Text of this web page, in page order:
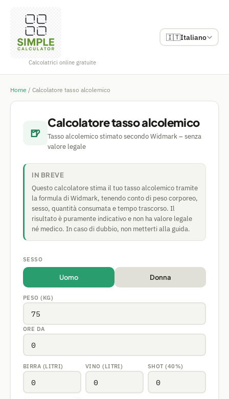
Calcolatrici online gratuite
🇮🇹Italiano
Home / Calcolatore tasso alcolemico
🍺
Calcolatore tasso alcolemico
Tasso alcolemico stimato secondo Widmark – senza
valore legale
IN BREVE
Questo calcolatore stima il tuo tasso alcolemico tramite
la formula di Widmark, tenendo conto di peso corporeo,
sesso, quantità consumata e tempo trascorso. Il
risultato è puramente indicativo e non ha valore legale
né medico. In caso di dubbio, non metterti alla guida.
SESSO
Uomo Donna
PESO (KG)
ORE DA
BIRRA (LITRI) VINO (LITRI) SHOT (40%)